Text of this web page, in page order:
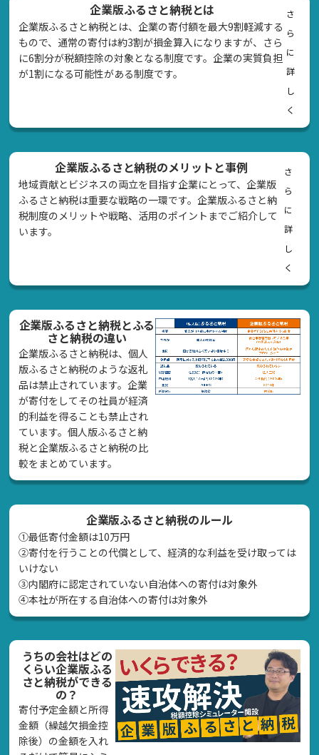
企業版ふるさと納税とは
企業版ふるさと納税とは、企業の寄付額を最大9割軽減する
もので、通常の寄付は約3割が損金算入になりますが、さら
に6割分が税額控除の対象となる制度です。企業の実質負担
が1割になる可能性がある制度です。
さ
ら
に
詳
し
く
企業版ふるさと納税のメリットと事例
地域貢献とビジネスの両立を目指す企業にとって、企業版
ふるさと納税は重要な戦略の一環です。企業版ふるさと納
税制度のメリットや戦略、活用のポイントまでご紹介して
います。
さ
ら
に
詳
し
く
企業版ふるさと納税とふる
さと納税の違い
企業版ふるさと納税は、個人
版ふるさと納税のような返礼
品は禁止されています。企業
が寄付をしてその社員が経済
的利益を得ることも禁止され
ています。個人版ふるさと納
税と企業版ふるさと納税の比
較をまとめています。
企業版ふるさと納税のルール
①最低寄付金額は10万円
②寄付を行うことの代償として、経済的な利益を受け取っては
いけない
➂内閣府に認定されていない自治体への寄付は対象外
④本社が所在する自治体への寄付は対象外
うちの会社はどの
くらい企業版ふる
さと納税ができる
の？
寄付予定金額と所得
金額（繰越欠損金控
除後）の金額を入れ